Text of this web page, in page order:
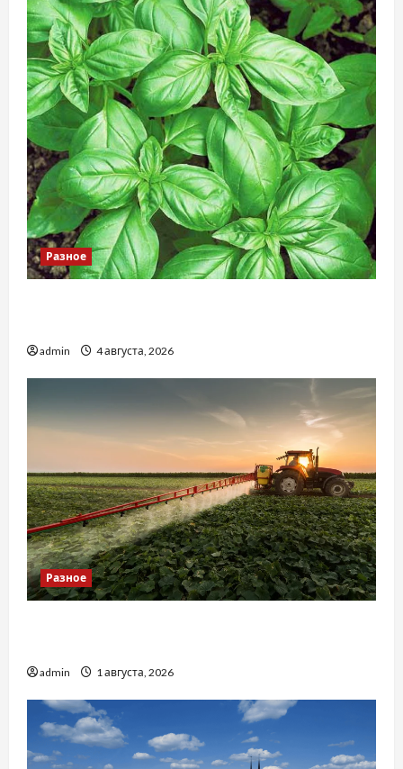
Разное
admin 4 августа, 2026
Разное
admin 1 августа, 2026